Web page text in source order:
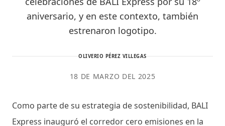
aniversario, y en este contexto, también
estrenaron logotipo.
OLIVERIO PÉREZ VILLEGAS
18 DE MARZO DEL 2025
Como parte de su estrategia de sostenibilidad, BALI
Express inauguró el corredor cero emisiones en la